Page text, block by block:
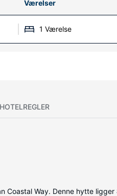
Værelser
1 Værelse
HOTELREGLER
Coastal Way. Denne hytte